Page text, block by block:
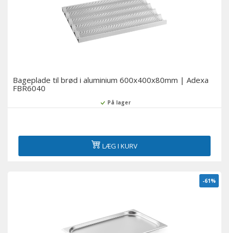
Bageplade til brød i aluminium 600x400x80mm | Adexa
FBR6040
På lager
LÆG I KURV
-61%